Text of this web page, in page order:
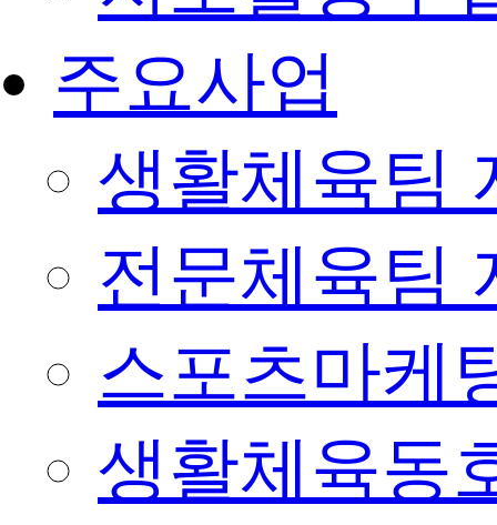
주요사업
생활체육팀
전문체육팀
스포츠마케
생활체육동